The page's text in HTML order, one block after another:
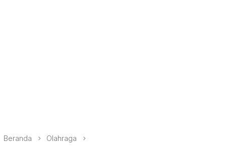
Beranda Olahraga